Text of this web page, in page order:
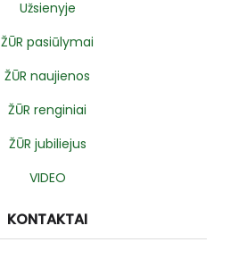
Užsienyje
ŽŪR pasiūlymai
ŽŪR naujienos
ŽŪR renginiai
ŽŪR jubiliejus
VIDEO
KONTAKTAI